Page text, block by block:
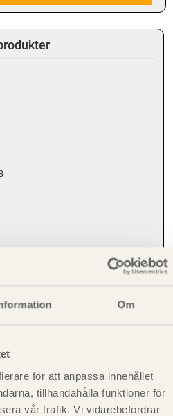
Om
för att anpassa innehållet
tillhandahålla funktioner för
vår trafik. Vi vidarebefordrar